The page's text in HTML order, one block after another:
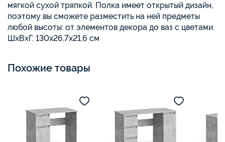
мягкой сухой тряпкой. Полка имеет открытый дизайн,
поэтому вы сможете разместить на ней предметы
любой высоты: от элементов декора до ваз с цветами.
ШхВхГ: 130х26,7х21,6 см
Похожие товары